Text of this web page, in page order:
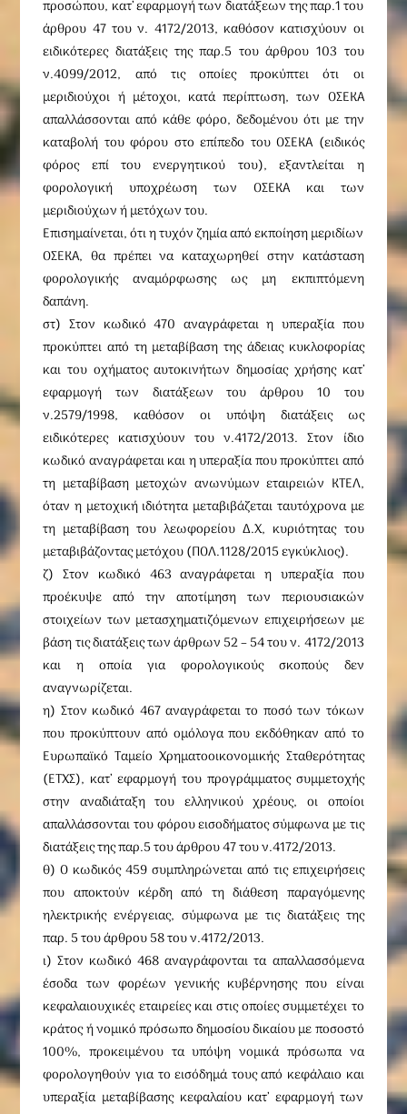
προσώπου, κατ’ εφαρμογή των διατάξεων της παρ.1 του
άρθρου 47 του ν. 4172/2013, καθόσον κατισχύουν οι
ειδικότερες διατάξεις της παρ.5 του άρθρου 103 του
ν.4099/2012, από τις οποίες προκύπτει ότι οι
μεριδιούχοι ή μέτοχοι, κατά περίπτωση, των ΟΣΕΚΑ
απαλλάσσονται από κάθε φόρο, δεδομένου ότι με την
καταβολή του φόρου στο επίπεδο του ΟΣΕΚΑ (ειδικός
φόρος επί του ενεργητικού του), εξαντλείται η
φορολογική υποχρέωση των ΟΣΕΚΑ και των
μεριδιούχων ή μετόχων του.
Επισημαίνεται, ότι η τυχόν ζημία από εκποίηση μεριδίων
ΟΣΕΚΑ, θα πρέπει να καταχωρηθεί στην κατάσταση
φορολογικής αναμόρφωσης ως μη εκπιπτόμενη
δαπάνη.
στ) Στον κωδικό 470 αναγράφεται η υπεραξία που
προκύπτει από τη μεταβίβαση της άδειας κυκλοφορίας
και του οχήματος αυτοκινήτων δημοσίας χρήσης κατ’
εφαρμογή των διατάξεων του άρθρου 10 του
ν.2579/1998, καθόσον οι υπόψη διατάξεις ως
ειδικότερες κατισχύουν του ν.4172/2013. Στον ίδιο
κωδικό αναγράφεται και η υπεραξία που προκύπτει από
τη μεταβίβαση μετοχών ανωνύμων εταιρειών ΚΤΕΛ,
όταν η μετοχική ιδιότητα μεταβιβάζεται ταυτόχρονα με
τη μεταβίβαση του λεωφορείου Δ.Χ, κυριότητας του
μεταβιβάζοντας μετόχου (ΠΟΛ.1128/2015 εγκύκλιος).
ζ) Στον κωδικό 463 αναγράφεται η υπεραξία που
προέκυψε από την αποτίμηση των περιουσιακών
στοιχείων των μετασχηματιζόμενων επιχειρήσεων με
βάση τις διατάξεις των άρθρων 52 – 54 του ν. 4172/2013
και η οποία για φορολογικούς σκοπούς δεν
αναγνωρίζεται.
η) Στον κωδικό 467 αναγράφεται το ποσό των τόκων
που προκύπτουν από ομόλογα που εκδόθηκαν από το
Ευρωπαϊκό Ταμείο Χρηματοοικονομικής Σταθερότητας
(ΕΤΧΣ), κατ’ εφαρμογή του προγράμματος συμμετοχής
στην αναδιάταξη του ελληνικού χρέους, οι οποίοι
απαλλάσσονται του φόρου εισοδήματος σύμφωνα με τις
διατάξεις της παρ.5 του άρθρου 47 του ν.4172/2013.
θ) Ο κωδικός 459 συμπληρώνεται από τις επιχειρήσεις
που αποκτούν κέρδη από τη διάθεση παραγόμενης
ηλεκτρικής ενέργειας, σύμφωνα με τις διατάξεις της
παρ. 5 του άρθρου 58 του ν.4172/2013.
ι) Στον κωδικό 468 αναγράφονται τα απαλλασσόμενα
έσοδα των φορέων γενικής κυβέρνησης που είναι
κεφαλαιουχικές εταιρείες και στις οποίες συμμετέχει το
κράτος ή νομικό πρόσωπο δημοσίου δικαίου με ποσοστό
100%, προκειμένου τα υπόψη νομικά πρόσωπα να
φορολογηθούν για το εισόδημά τους από κεφάλαιο και
υπεραξία μεταβίβασης κεφαλαίου κατ’ εφαρμογή των